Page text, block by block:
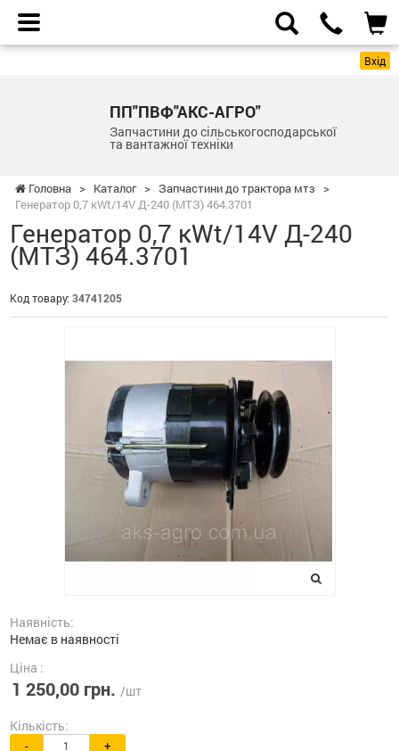
Вхід
ПП"ПВФ"АКС-АГРО"
Запчастини до сільськогосподарської
та вантажної техніки
Головна > Каталог > Запчастини до трактора мтз
>
Генератор 0,7 кWt/14V Д-240 (МТЗ) 464.3701
Генератор 0,7 кWt/14V Д-240
(МТЗ) 464.3701
Код товару: 34741205
Наявність:
Немає в наявності
Ціна :
1 250,00 грн. /шт
Кількість:
- +